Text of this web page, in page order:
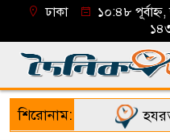
ঢাকা
১০:৪৮
শিরোনাম: হযরত